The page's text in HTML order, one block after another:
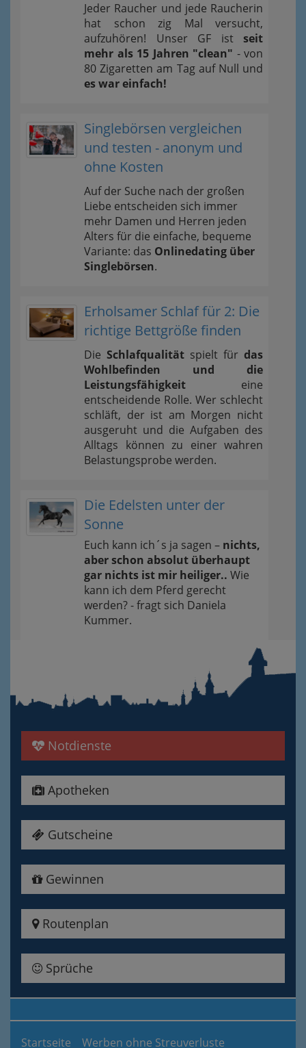
Jeder Raucher und jede Raucherin
hat schon zig Mal versucht,
aufzuhören! Unser GF ist seit
mehr als 15 Jahren "clean" - von
80 Zigaretten am Tag auf Null und
es war einfach!
Singlebörsen vergleichen
und testen - anonym und
ohne Kosten
Auf der Suche nach der großen
Liebe entscheiden sich immer
mehr Damen und Herren jeden
Alters für die einfache, bequeme
Variante: das Onlinedating über
Singlebörsen.
Erholsamer Schlaf für 2: Die
richtige Bettgröße finden
Die Schlafqualität spielt für das
Wohlbefinden und die
Leistungsfähigkeit eine
entscheidende Rolle. Wer schlecht
schläft, der ist am Morgen nicht
ausgeruht und die Aufgaben des
Alltags können zu einer wahren
Belastungsprobe werden.
Die Edelsten unter der
Sonne
Euch kann ich´s ja sagen – nichts,
aber schon absolut überhaupt
gar nichts ist mir heiliger.. Wie
kann ich dem Pferd gerecht
werden? - fragt sich Daniela
Kummer.
Notdienste
Apotheken
Gutscheine
Gewinnen
Routenplan
Sprüche
Startseite Werben ohne Streuverluste